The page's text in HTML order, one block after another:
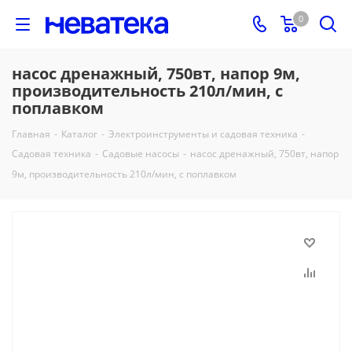
0
насос дренажный, 750вт, напор 9м,
производительность 210л/мин, с
поплавком
Главная - Каталог - Электроинструменты и садовая техника -
Садовая техника - Садовые насосы - насос дренажный, 750вт, напор
9м, производительность 210л/мин, с поплавком